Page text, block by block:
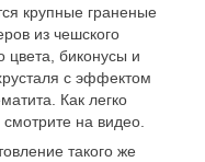
крупные граненые
из чешского
цвета, биконусы и
с эффектом
Как легко
на видео.
такого же